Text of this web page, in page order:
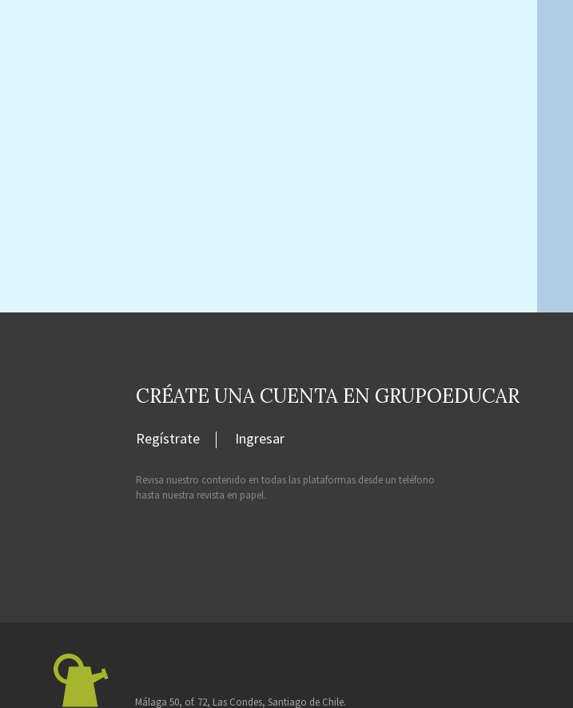
CRÉATE UNA CUENTA EN GRUPOEDUCAR
Regístrate Ingresar
Revisa nuestro contenido en todas las plataformas desde un teléfono
hasta nuestra revista en papel.
Málaga 50, of. 72, Las Condes, Santiago de Chile.